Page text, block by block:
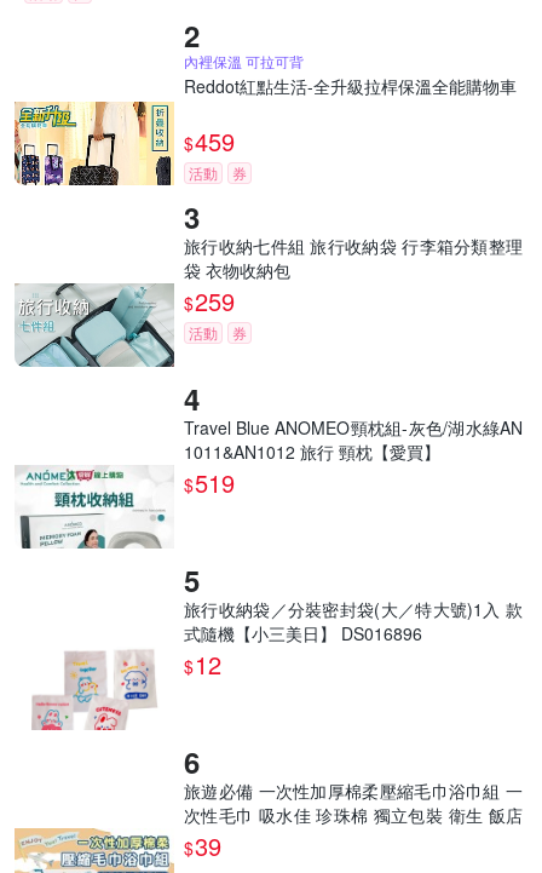
內裡保溫 可拉可背
Reddot紅點生活-全升級拉桿保溫全能購物車
$459
活動 券
旅行收納七件組 旅行收納袋 行李箱分類整理
袋 衣物收納包
$259
活動 券
Travel Blue ANOMEO頸枕組-灰色/湖水綠AN
1011&AN1012 旅行 頸枕【愛買】
$519
旅行收納袋／分裝密封袋(大／特大號)1入 款
式隨機【小三美日】 DS016896
$12
旅遊必備 一次性加厚棉柔壓縮毛巾浴巾組 一
次性毛巾 吸水佳 珍珠棉 獨立包裝 衛生 飯店
用
$39